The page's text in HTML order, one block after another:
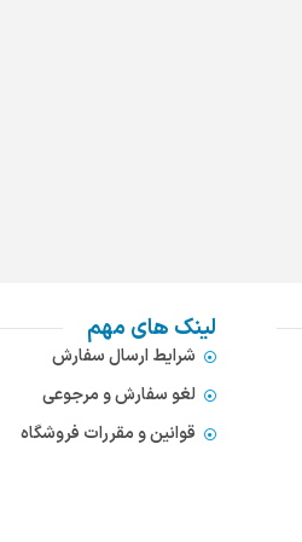
لینک های مهم
شرایط ارسال سفارش
لغو سفارش و مرجوعی
قوانین و مقررات فروشگاه